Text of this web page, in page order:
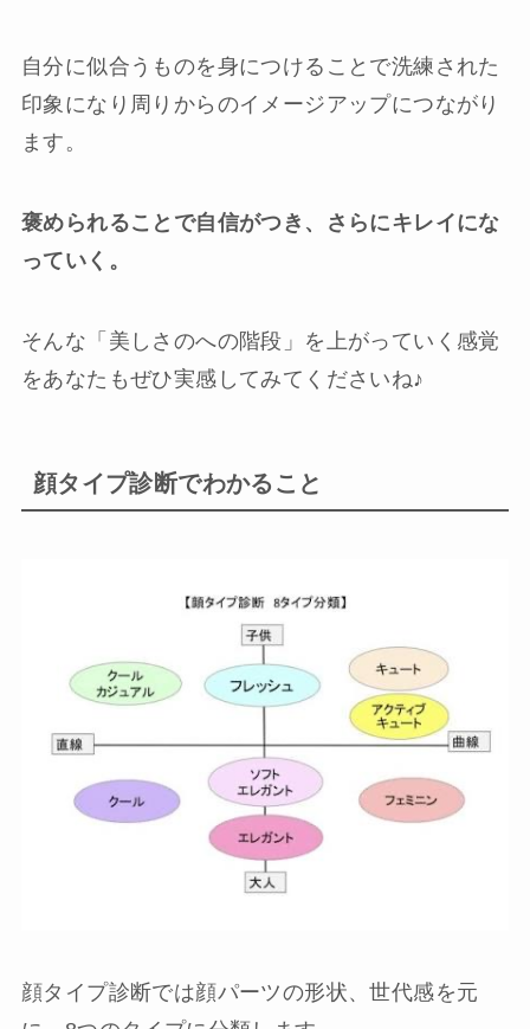
自分に似合うものを身につけることで洗練された
印象になり周りからのイメージアップにつながり
ます。
褒められることで自信がつき、さらにキレイにな
っていく。
そんな「美しさのへの階段」を上がっていく感覚
をあなたもぜひ実感してみてくださいね♪
顔タイプ診断でわかること
顔タイプ診断では顔パーツの形状、世代感を元